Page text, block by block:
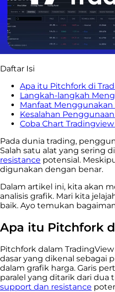
Daftar Isi
Apa itu Pitchfork di
Langkah-langkah
Manfaat
Kesalahan
Coba Chart
Pada dunia trading,
Salah satu alat yang sering
resistance potensial.
digunakan dengan benar.
Dalam artikel ini, kita akan
analisis grafik. Mari kita
baik. Ayo temukan
Apa itu Pitchfork
Pitchfork dalam
dasar yang dikenal sebagai
dalam grafik harga. Garis
paralel yang ditarik dari dua
support dan resistance